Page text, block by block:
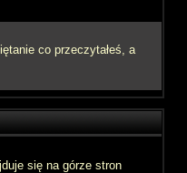
co przeczytałeś, a
się na górze stron